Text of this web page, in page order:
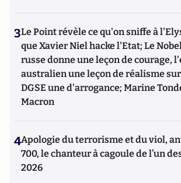
3Le Point révèle ce qu'on sniffe à
que Xavier Niel hacke l'Etat; Le
russe donne une leçon de courage,
australien une leçon de réalisme
DGSE une d'arrogance; Marine
Macron
4Apologie du terrorisme et du viol,
700, le chanteur à cagoule de l’un
2026